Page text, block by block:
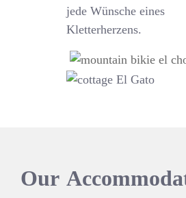
jede Wünsche eines
Kletterherzens.
Our